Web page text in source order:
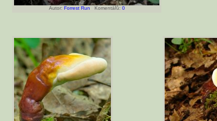
Autor: Forrest Run Komentářů: 0